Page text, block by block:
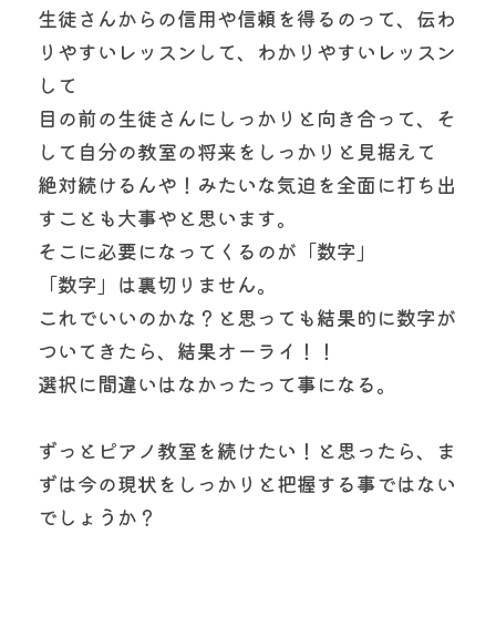
生徒さんからの信用や信頼を得るのって、伝わ
りやすいレッスンして、わかりやすいレッスン
して
目の前の生徒さんにしっかりと向き合って、そ
して自分の教室の将来をしっかりと見据えて
絶対続けるんや！みたいな気迫を全面に打ち出
すことも大事やと思います。
そこに必要になってくるのが「数字」
「数字」は裏切りません。
これでいいのかな？と思っても結果的に数字が
ついてきたら、結果オーライ！！
選択に間違いはなかったって事になる。
ずっとピアノ教室を続けたい！と思ったら、ま
ずは今の現状をしっかりと把握する事ではない
でしょうか？